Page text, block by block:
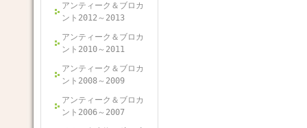
アンティーク＆ブロカ
ント2012～2013
アンティーク＆ブロカ
ント2010～2011
アンティーク＆ブロカ
ント2008～2009
アンティーク＆ブロカ
ント2006～2007